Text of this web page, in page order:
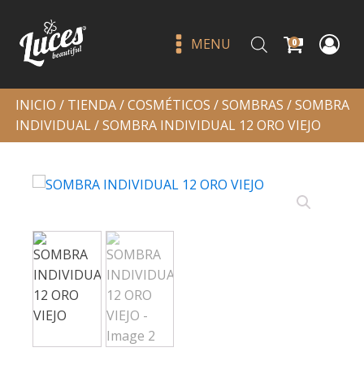
MENU 0
INICIO / TIENDA/COSMÉTICOS /SOMBRAS /SOMBRA
INDIVIDUAL/ SOMBRA INDIVIDUAL 12 ORO VIEJO
Cushion kiss lip cream - moira
cashmere nude
Q